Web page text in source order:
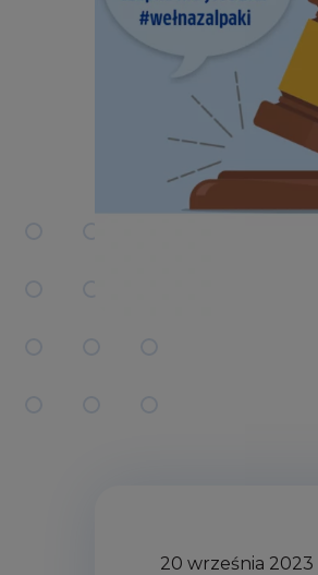
20 września 2023